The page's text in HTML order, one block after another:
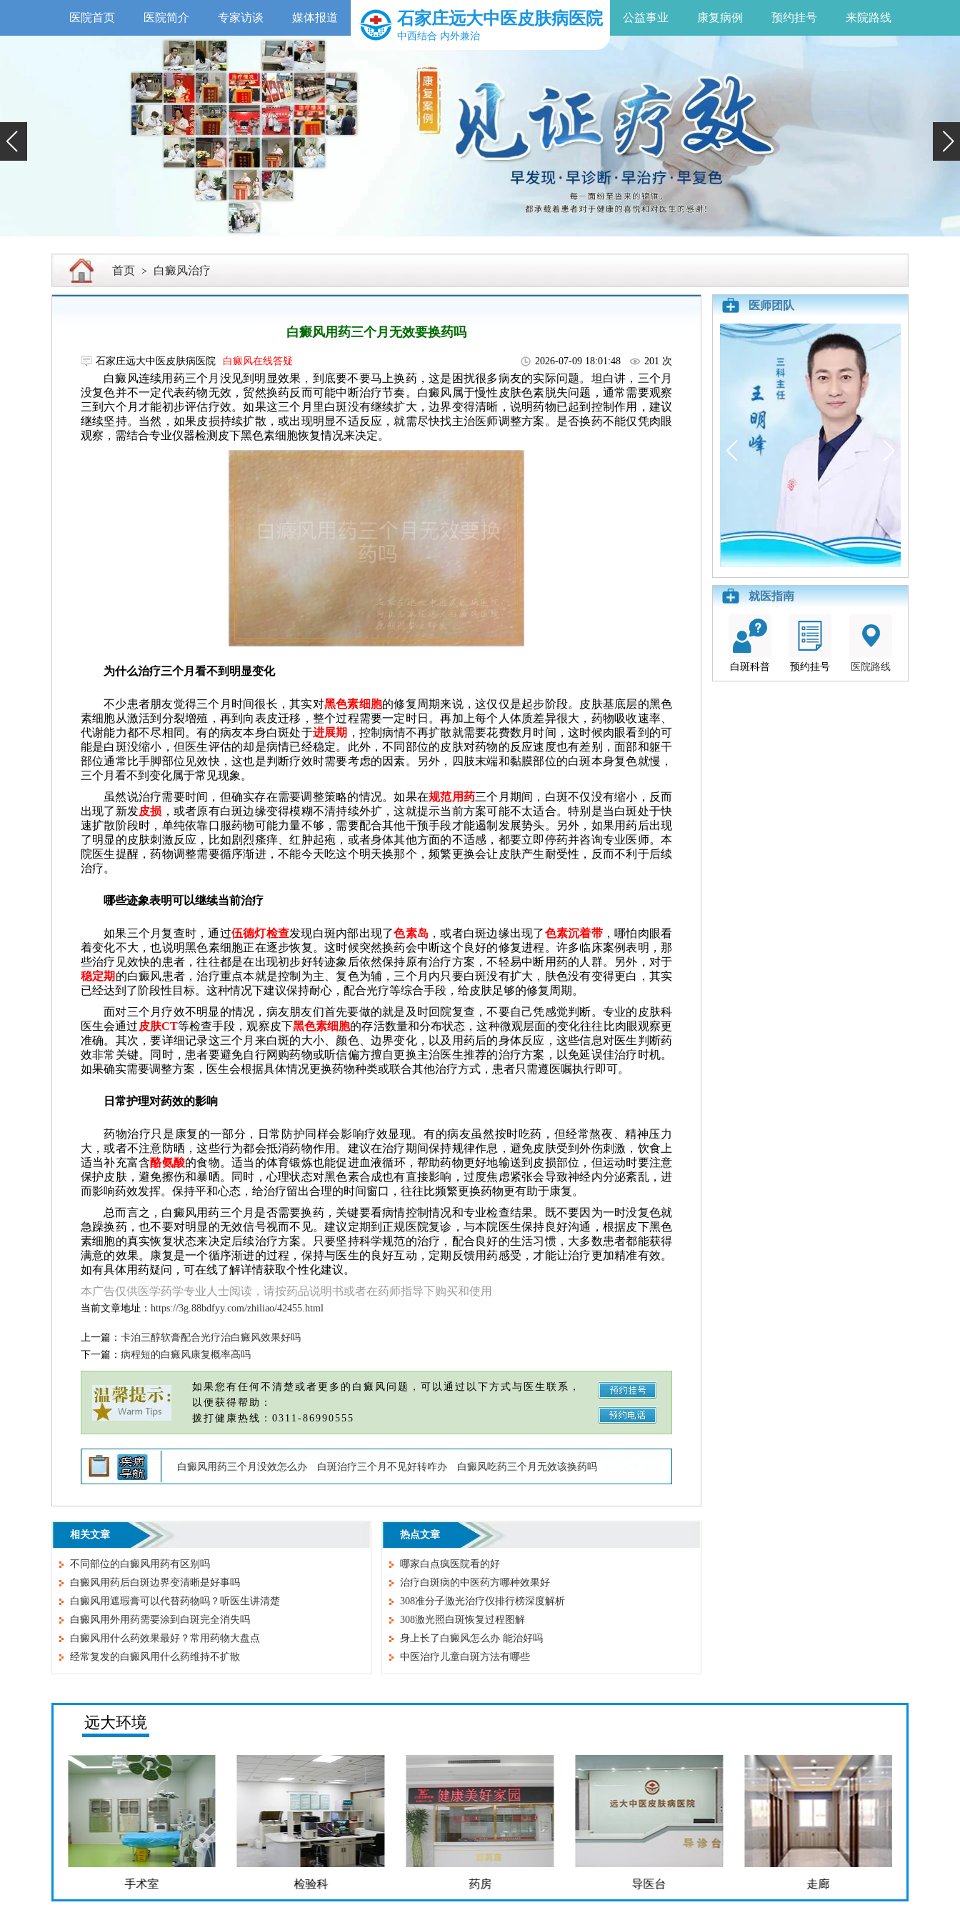
医院首页 医院简介 专家访谈 媒体报道 石家庄远大中医皮肤病医院
中西结合 内外兼治
公益事业 康复病例 预约挂号 来院路线
首页 > 白癜风治疗
白癜风用药三个月无效要换药吗
石家庄远大中医皮肤病医院 白癜风在线答疑 2026-07-09 18:01:48 201 次
白癜风连续用药三个月没见到明显效果，到底要不要马上换药，这是困扰很多病友的实际问题。坦白讲，三个月
没复色并不一定代表药物无效，贸然换药反而可能中断治疗节奏。白癜风属于慢性皮肤色素脱失问题，通常需要观察
三到六个月才能初步评估疗效。如果这三个月里白斑没有继续扩大，边界变得清晰，说明药物已起到控制作用，建议
继续坚持。当然，如果皮损持续扩散，或出现明显不适反应，就需尽快找主治医师调整方案。是否换药不能仅凭肉眼
观察，需结合专业仪器检测皮下黑色素细胞恢复情况来决定。
为什么治疗三个月看不到明显变化
不少患者朋友觉得三个月时间很长，其实对黑色素细胞的修复周期来说，这仅仅是起步阶段。皮肤基底层的黑色
素细胞从激活到分裂增殖，再到向表皮迁移，整个过程需要一定时日。再加上每个人体质差异很大，药物吸收速率、
代谢能力都不尽相同。有的病友本身白斑处于进展期 ，控制病情不再扩散就需要花费数月时间，这时候肉眼看到的可
能是白斑没缩小，但医生评估的却是病情已经稳定。此外，不同部位的皮肤对药物的反应速度也有差别，面部和躯干
部位通常比手脚部位见效快，这也是判断疗效时需要考虑的因素。另外，四肢末端和黏膜部位的白斑本身复色就慢，
三个月看不到变化属于常见现象。
虽然说治疗需要时间，但确实存在需要调整策略的情况。如果在规范用药三个月期间，白斑不仅没有缩小，反而
出现了新发皮损 ，或者原有白斑边缘变得模糊不清持续外扩，这就提示当前方案可能不太适合。特别是当白斑处于快
速扩散阶段时，单纯依靠口服药物可能力量不够，需要配合其他干预手段才能遏制发展势头。另外，如果用药后出现
了明显的皮肤刺激反应，比如剧烈瘙痒、红肿起疱，或者身体其他方面的不适感，都要立即停药并咨询专业医师。本
院医生提醒，药物调整需要循序渐进，不能今天吃这个明天换那个，频繁更换会让皮肤产生耐受性，反而不利于后续
治疗。
哪些迹象表明可以继续当前治疗
如果三个月复查时，通过伍德灯检查发现白斑内部出现了色素岛 ，或者白斑边缘出现了色素沉着带，哪怕肉眼看
着变化不大，也说明黑色素细胞正在逐步恢复。这时候突然换药会中断这个良好的修复进程。许多临床案例表明，那
些治疗见效快的患者，往往都是在出现初步好转迹象后依然保持原有治疗方案，不轻易中断用药的人群。另外，对于
稳定期 的白癜风患者，治疗重点本就是控制为主、复色为辅，三个月内只要白斑没有扩大，肤色没有变得更白，其实
已经达到了阶段性目标。这种情况下建议保持耐心，配合光疗等综合手段，给皮肤足够的修复周期。
面对三个月疗效不明显的情况，病友朋友们首先要做的就是及时回院复查，不要自己凭感觉判断。专业的皮肤科
医生会通过 皮肤CT等检查手段，观察皮下黑色素细胞的存活数量和分布状态，这种微观层面的变化往往比肉眼观察更
准确。其次，要详细记录这三个月来白斑的大小、颜色、边界变化，以及用药后的身体反应，这些信息对医生判断药
效非常关键。同时，患者要避免自行网购药物或听信偏方擅自更换主治医生推荐的治疗方案，以免延误佳治疗时机。
如果确实需要调整方案，医生会根据具体情况更换药物种类或联合其他治疗方式，患者只需遵医嘱执行即可。
日常护理对药效的影响
药物治疗只是康复的一部分，日常防护同样会影响疗效显现。有的病友虽然按时吃药，但经常熬夜、精神压力
大，或者不注意防晒，这些行为都会抵消药物作用。建议在治疗期间保持规律作息，避免皮肤受到外伤刺激，饮食上
适当补充富含酪氨酸的食物。适当的体育锻炼也能促进血液循环，帮助药物更好地输送到皮损部位，但运动时要注意
保护皮肤，避免擦伤和暴晒。同时，心理状态对黑色素合成也有直接影响，过度焦虑紧张会导致神经内分泌紊乱，进
而影响药效发挥。保持平和心态，给治疗留出合理的时间窗口，往往比频繁更换药物更有助于康复。
总而言之，白癜风用药三个月是否需要换药，关键要看病情控制情况和专业检查结果。既不要因为一时没复色就
急躁换药，也不要对明显的无效信号视而不见。建议定期到正规医院复诊，与本院医生保持良好沟通，根据皮下黑色
素细胞的真实恢复状态来决定后续治疗方案。只要坚持科学规范的治疗，配合良好的生活习惯，大多数患者都能获得
满意的效果。康复是一个循序渐进的过程，保持与医生的良好互动，定期反馈用药感受，才能让治疗更加精准有效。
如有具体用药疑问，可在线了解详情获取个性化建议。
本广告仅供医学药学专业人士阅读，请按药品说明书或者在药师指导下购买和使用
当前文章地址： https://3g.88bdfyy.com/zhiliao/42455.html
上一篇： 卡泊三醇软膏配合光疗治白癜风效果好吗
下一篇： 病程短的白癜风康复概率高吗
如果您有任何不清楚或者更多的白癜风问题，可以通过以下方式与医生联系，
以便获得帮助：
拨打健康热线：0311-86990555
白癜风用药三个月没效怎么办 白斑治疗三个月不见好转咋办 白癜风吃药三个月无效该换药吗
相关文章
不同部位的白癜风用药有区别吗
白癜风用药后白斑边界变清晰是好事吗
白癜风用遮瑕膏可以代替药物吗？听医生讲清楚
白癜风用外用药需要涂到白斑完全消失吗
白癜风用什么药效果最好？常用药物大盘点
经常复发的白癜风用什么药维持不扩散
热点文章
哪家白点疯医院看的好
治疗白斑病的中医药方哪种效果好
308准分子激光治疗仪排行榜深度解析
308激光照白斑恢复过程图解
身上长了白癜风怎么办 能治好吗
中医治疗儿童白斑方法有哪些
医师团队
就医指南
白斑科普 预约挂号 医院路线
远大环境
检验科 药房 导医台 走廊 手术室